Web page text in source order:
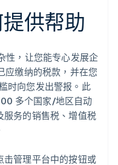
供帮助
性，让您能专心发展企
应缴纳的税款，并在您
时向您发出警报。此
多个国家/地区自动
服务的销售税、增值税
击管理平台中的按钮或